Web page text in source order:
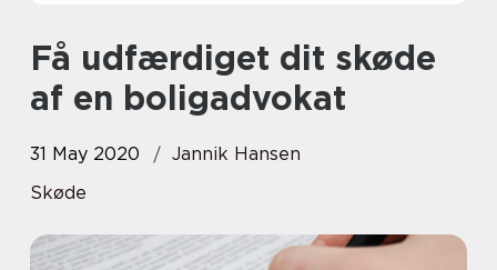
Få udfærdiget dit skøde
af en boligadvokat
31 May 2020
Jannik Hansen
Skøde